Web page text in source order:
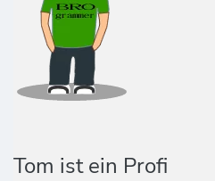
Tom ist ein Profi